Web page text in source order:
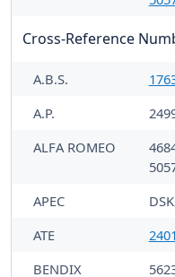
Cross-Reference
A.B.S.
A.P.
ALFA ROMEO
APEC
ATE
BENDIX